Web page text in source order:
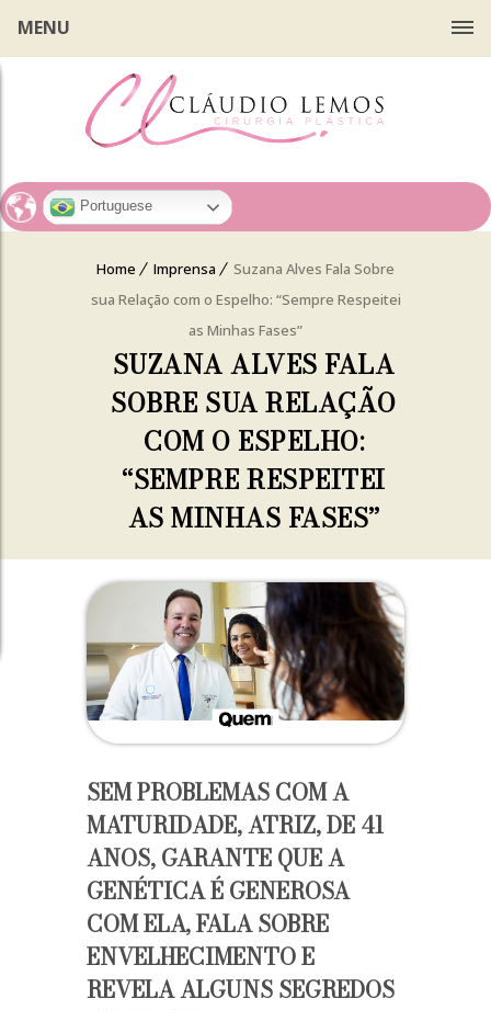
Portuguese
MENU
Home Imprensa
Suzana Alves Fala Sobre
sua Relação com o Espelho: “Sempre Respeitei
as Minhas Fases”
SUZANA ALVES FALA
SOBRE SUA RELAÇÃO
COM O ESPELHO:
“SEMPRE RESPEITEI
AS MINHAS FASES”
SEM PROBLEMAS COM A
MATURIDADE, ATRIZ, DE 41
ANOS, GARANTE QUE A
GENÉTICA É GENEROSA
COM ELA, FALA SOBRE
ENVELHECIMENTO E
REVELA ALGUNS SEGREDOS